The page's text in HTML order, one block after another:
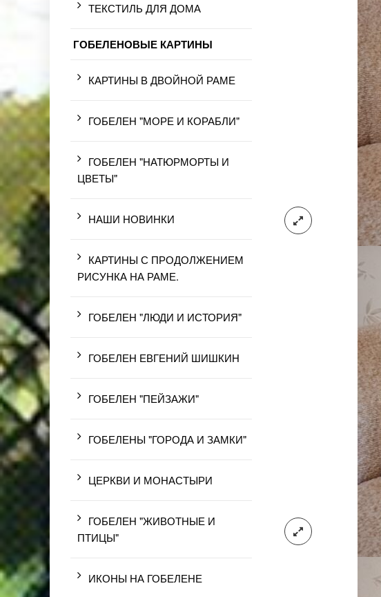
ТЕКСТИЛЬ ДЛЯ ДОМА
ГОБЕЛЕНОВЫЕ КАРТИНЫ
КАРТИНЫ В ДВОЙНОЙ РАМЕ
ГОБЕЛЕН "МОРЕ И КОРАБЛИ"
ГОБЕЛЕН "НАТЮРМОРТЫ И
ЦВЕТЫ"
НАШИ НОВИНКИ
КАРТИНЫ С ПРОДОЛЖЕНИЕМ
РИСУНКА НА РАМЕ.
ГОБЕЛЕН "ЛЮДИ И ИСТОРИЯ"
ГОБЕЛЕН ЕВГЕНИЙ ШИШКИН
ГОБЕЛЕН "ПЕЙЗАЖИ"
ГОБЕЛЕНЫ "ГОРОДА И ЗАМКИ"
ЦЕРКВИ И МОНАСТЫРИ
ГОБЕЛЕН "ЖИВОТНЫЕ И
ПТИЦЫ"
ИКОНЫ НА ГОБЕЛЕНЕ